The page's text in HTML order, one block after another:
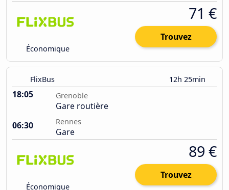
Économique
71 €
Trouvez
FlixBus 12h 25min
18:05 Grenoble
Gare routière
06:30
Rennes
Gare
Économique
89 €
Trouvez